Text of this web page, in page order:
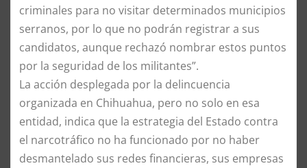
criminales para no visitar determinados municipios
serranos, por lo que no podrán registrar a sus
candidatos, aunque rechazó nombrar estos puntos
por la seguridad de los militantes”.
La acción desplegada por la delincuencia
organizada en Chihuahua, pero no solo en esa
entidad, indica que la estrategia del Estado contra
el narcotráfico no ha funcionado por no haber
desmantelado sus redes financieras, sus empresas